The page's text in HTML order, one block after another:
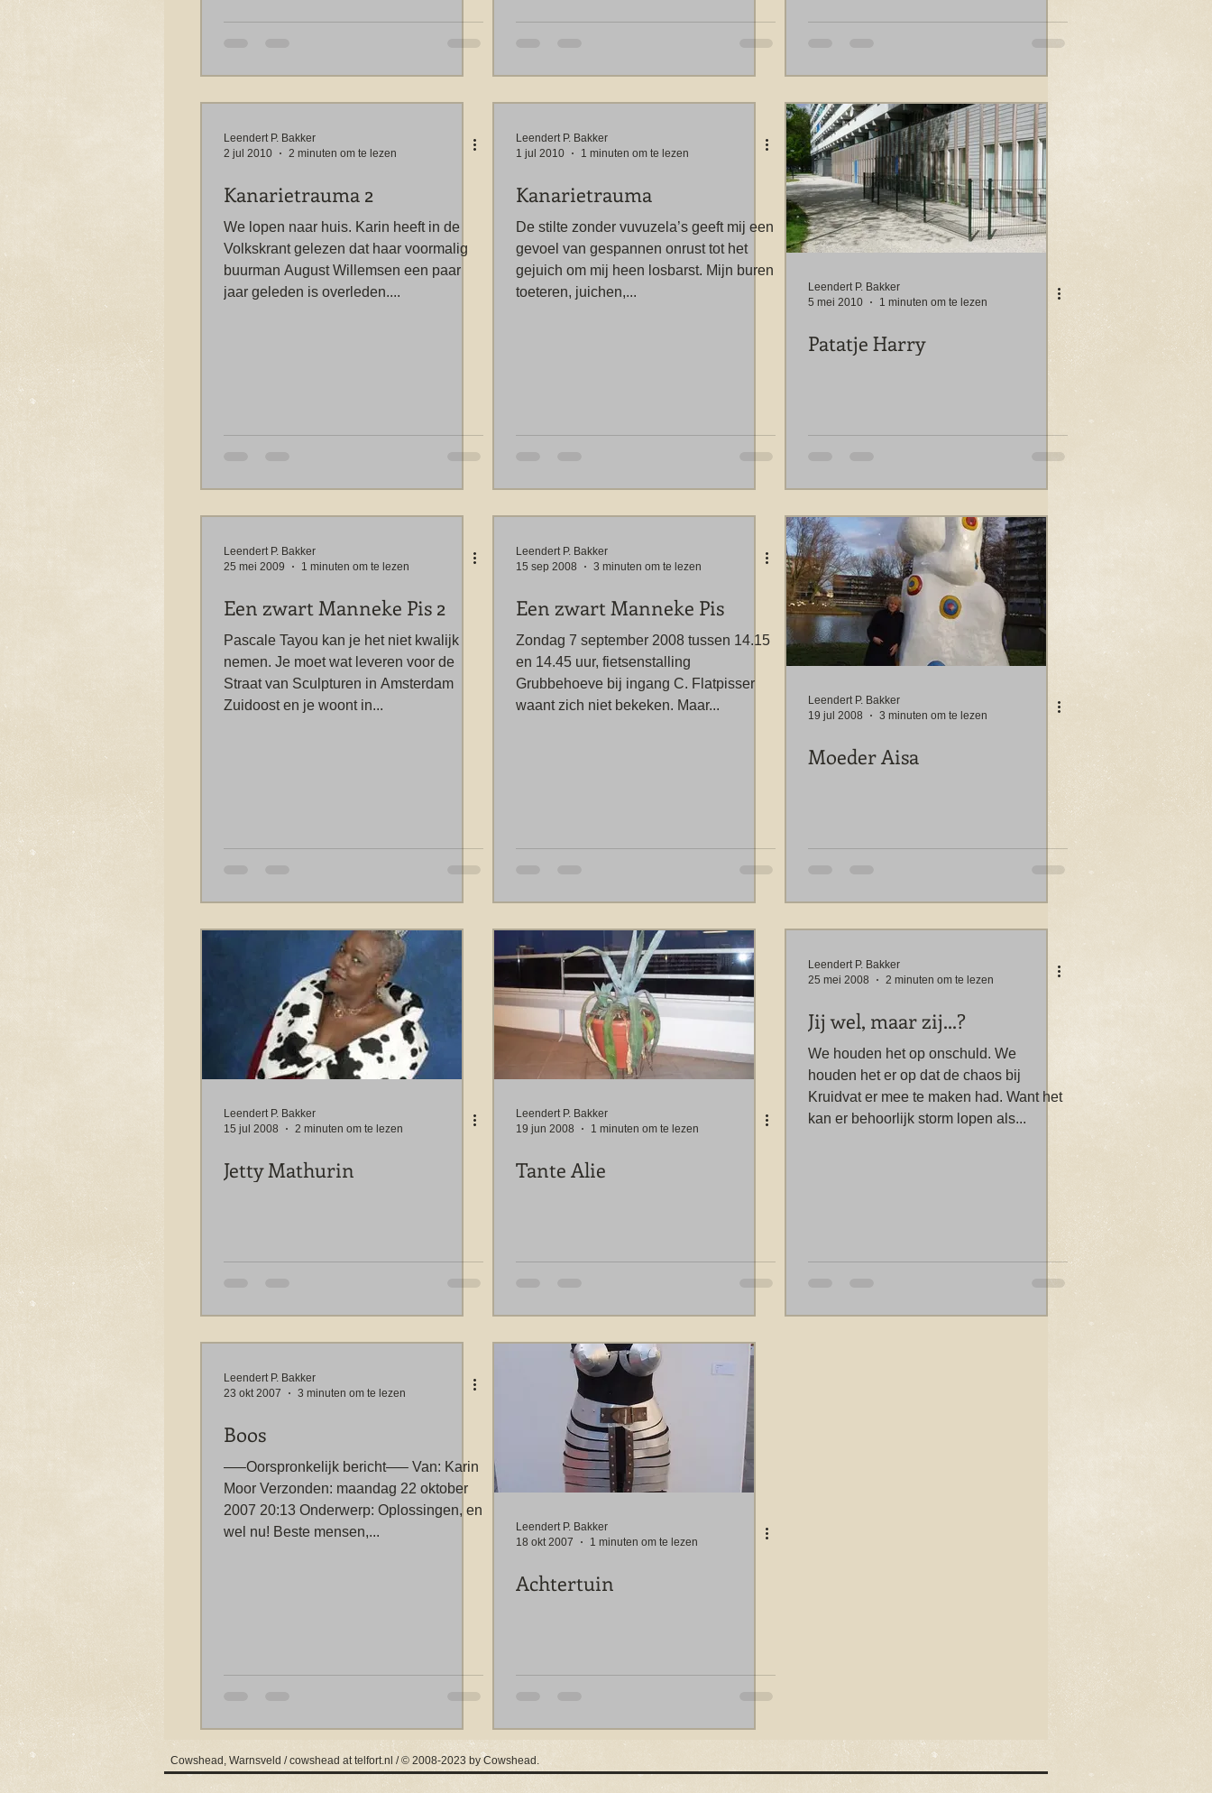
Leendert P. Bakker
2 jul 2010
2 minuten om te lezen
Kanarietrauma 2
We lopen naar huis. Karin heeft in de
Volkskrant gelezen dat haar voormalig
buurman August Willemsen een paar
jaar geleden is overleden....
Leendert P. Bakker
1 jul 2010
1 minuten om te lezen
Kanarietrauma
De stilte zonder vuvuzela’s geeft mij een
gevoel van gespannen onrust tot het
gejuich om mij heen losbarst. Mijn buren
toeteren, juichen,...
Leendert P. Bakker
5 mei 2010
1 minuten om te lezen
Patatje Harry
Leendert P. Bakker
25 mei 2009
1 minuten om te lezen
Een zwart Manneke Pis 2
Pascale Tayou kan je het niet kwalijk
nemen. Je moet wat leveren voor de
Straat van Sculpturen in Amsterdam
Zuidoost en je woont in...
Leendert P. Bakker
15 sep 2008
3 minuten om te lezen
Een zwart Manneke Pis
Zondag 7 september 2008 tussen 14.15
en 14.45 uur, fietsenstalling
Grubbehoeve bij ingang C. Flatpisser
waant zich niet bekeken. Maar...
Leendert P. Bakker
19 jul 2008
3 minuten om te lezen
Moeder Aisa
Leendert P. Bakker
15 jul 2008
2 minuten om te lezen
Jetty Mathurin
Leendert P. Bakker
19 jun 2008
1 minuten om te lezen
Tante Alie
Leendert P. Bakker
25 mei 2008
2 minuten om te lezen
Jij wel, maar zij...?
We houden het op onschuld. We
houden het er op dat de chaos bij
Kruidvat er mee te maken had. Want het
kan er behoorlijk storm lopen als...
Leendert P. Bakker
23 okt 2007
3 minuten om te lezen
Boos
—–Oorspronkelijk bericht—– Van: Karin
Moor Verzonden: maandag 22 oktober
2007 20:13 Onderwerp: Oplossingen, en
wel nu! Beste mensen,...
Leendert P. Bakker
18 okt 2007
1 minuten om te lezen
Achtertuin
Cowshead, Warnsveld / cowshead at telfort.nl / © 2008-2023 by Cowshead.